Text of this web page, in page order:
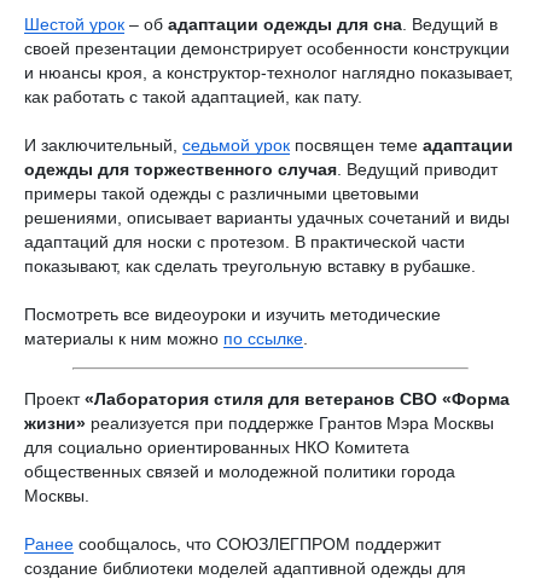
Шестой урок – об адаптации одежды для сна . Ведущий в
своей презентации демонстрирует особенности конструкции
и нюансы кроя, а конструктор-технолог наглядно показывает,
как работать с такой адаптацией, как пату.
И заключительный, седьмой урок посвящен теме адаптации
одежды для торжественного случая . Ведущий приводит
примеры такой одежды с различными цветовыми
решениями, описывает варианты удачных сочетаний и виды
адаптаций для носки с протезом. В практической части
показывают, как сделать треугольную вставку в рубашке.
Посмотреть все видеоуроки и изучить методические
материалы к ним можно по ссылке
Проект«Лаборатория стиля для ветеранов СВО «Форма
жизни» реализуется при поддержке Грантов Мэра Москвы
для социально ориентированных НКО Комитета
общественных связей и молодежной политики города
Москвы.
Ранее сообщалось, что СОЮЗЛЕГПРОМ поддержит
создание библиотеки моделей адаптивной одежды для